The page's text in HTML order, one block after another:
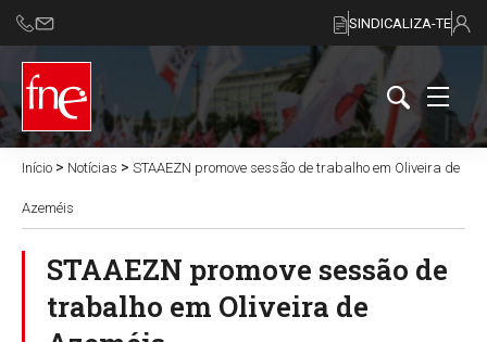
SINDICALIZA-TE
Início > Notícias > STAAEZN promove sessão de trabalho em Oliveira de
Azeméis
STAAEZN promove sessão de
trabalho em Oliveira de